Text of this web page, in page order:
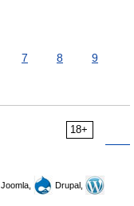
7 8
9
18+
Joomla,
Drupal,